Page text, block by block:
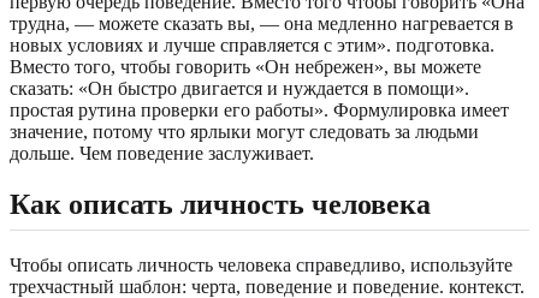
трудна, — можете сказать вы, — она медленно нагревается в
новых условиях и лучше справляется с этим». подготовка.
Вместо того, чтобы говорить «Он небрежен», вы можете
сказать: «Он быстро двигается и нуждается в помощи».
простая рутина проверки его работы». Формулировка имеет
значение, потому что ярлыки могут следовать за людьми
дольше. Чем поведение заслуживает.
Как описать личность человека
Чтобы описать личность человека справедливо, используйте
трехчастный шаблон: черта, поведение и поведение. контекст.